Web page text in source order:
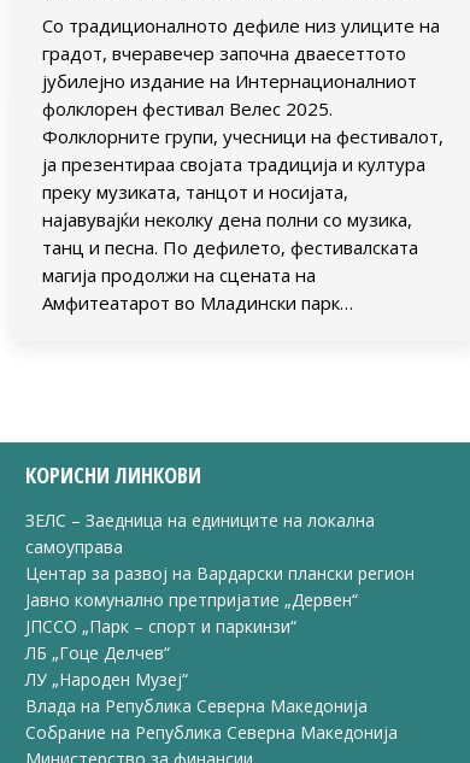
Со традиционалното дефиле низ улиците на
градот, вчеравечер започна дваесеттото
јубилејно издание на Интернационалниот
фолклорен фестивал Велес 2025.
Фолклорните групи, учесници на фестивалот,
ја презентираа својата традиција и култура
преку музиката, танцот и носијата,
најавувајќи неколку дена полни со музика,
танц и песна. По дефилето, фестивалската
магија продолжи на сцената на
Амфитеатарот во Младински парк…
КОРИСНИ ЛИНКОВИ
ЗЕЛС – Заедница на единиците на локална
самоуправа
Центар за развој на Вардарски плански регион
Јавно комунално претпријатие „Дервен“
ЈПССО „Парк – спорт и паркинзи“
ЛБ „Гоце Делчев“
ЛУ „Народен Музеј“
Влада на Република Северна Македонија
Собрание на Република Северна Македонија
Министерство за финансии